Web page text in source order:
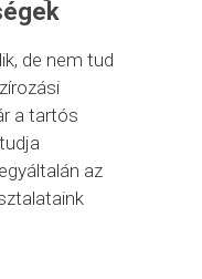
de nem tud
a tartós
az